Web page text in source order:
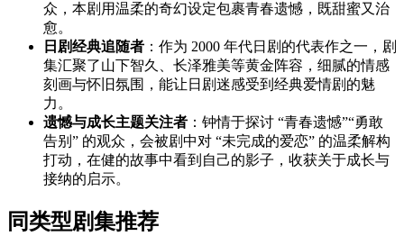
众，本剧用温柔的奇幻设定包裹青春遗憾，既甜蜜又治
愈。
日剧经典追随者 ：作为 2000 年代日剧的代表作之一，剧
集汇聚了山下智久、长泽雅美等黄金阵容，细腻的情感
刻画与怀旧氛围，能让日剧迷感受到经典爱情剧的魅
力。
遗憾与成长主题关注者 ：钟情于探讨 “青春遗憾”“勇敢
告别” 的观众，会被剧中对 “未完成的爱恋” 的温柔解构
打动，在健的故事中看到自己的影子，收获关于成长与
接纳的启示。
同类型剧集推荐